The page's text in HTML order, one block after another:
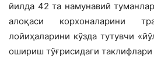
йилда 42 та намунавий
алоқаси корхоналарини
лойиҳаларини кўзда тутувчи
ошириш тўғрисидаги